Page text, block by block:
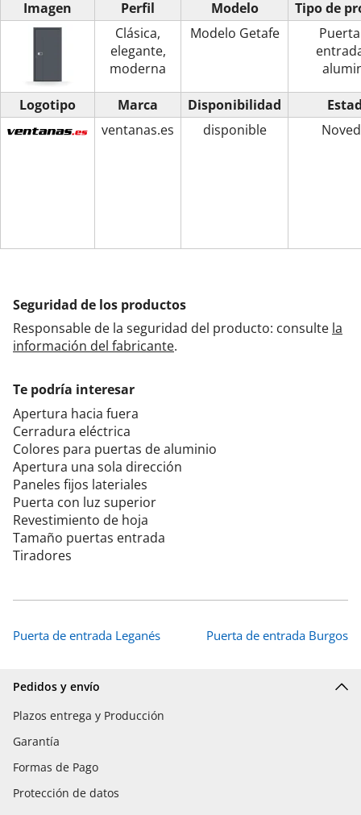
Imagen
Perfil
Clásica,
elegante,
moderna
Modelo
Modelo Getafe
Tipo de
Logotipo
Marca
ventanas.es
Disponibilidad
disponible
Seguridad de los productos
Responsable de la seguridad del producto: consulte la
información del fabricante.
Te podría interesar
Apertura hacia fuera
Cerradura eléctrica
Colores para puertas de aluminio
Apertura una sola dirección
Paneles fijos lateriales
Puerta con luz superior
Revestimiento de hoja
Tamaño puertas entrada
Tiradores
Puerta de entrada Leganés Puerta de entrada Burgos
Pedidos y envío
Plazos entrega y Producción
Garantía
Formas de Pago
Protección de datos